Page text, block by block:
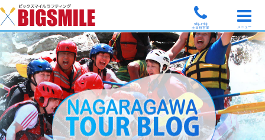
9時-17時
土日祝営業
メニュー